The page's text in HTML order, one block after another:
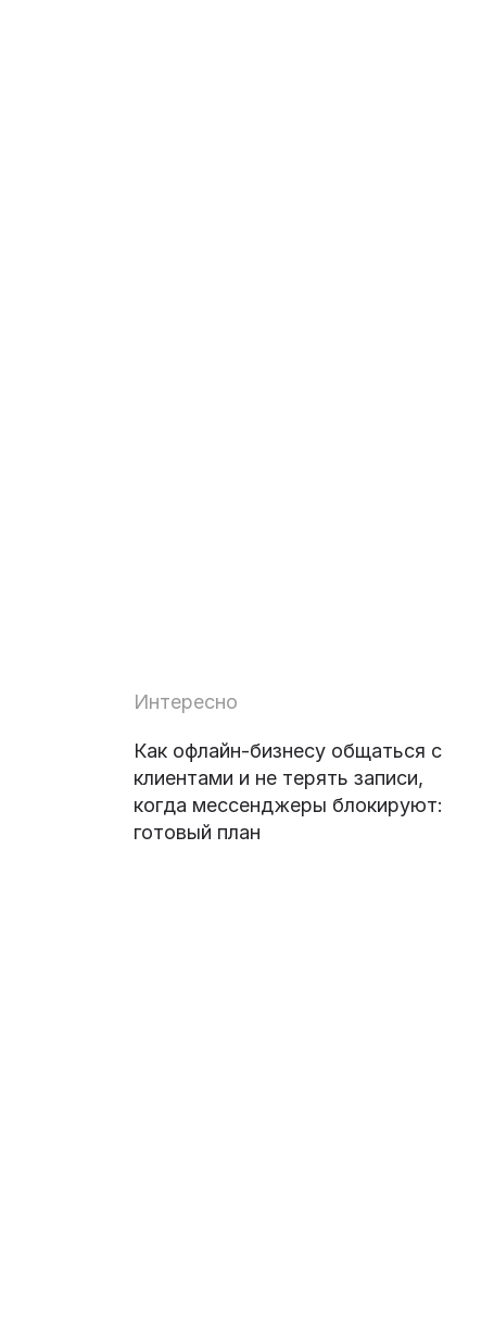
Интересно
Как офлайн-бизнесу общаться с
клиентами и не терять записи,
когда мессенджеры блокируют:
готовый план